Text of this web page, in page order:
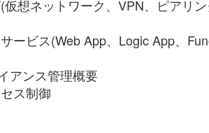
仮想ネットワーク、VPN、ピアリ
ービス(Web App、Logic App、
アンス管理概要
ス制御